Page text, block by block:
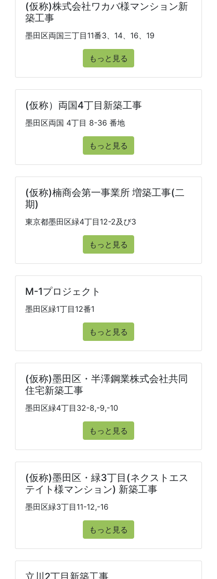
(仮称)株式会社ワカバ様マンション新
築工事
墨田区両国三丁目11番3、14、16、19
もっと見る
(仮称）両国4丁目新築工事
墨田区両国 4丁目 8-36 番地
もっと見る
(仮称)楠商会第一事業所 増築工事(二
期)
東京都墨田区緑4丁目12-2及び3
もっと見る
M-1プロジェクト
墨田区緑1丁目12番1
もっと見る
(仮称)墨田区・半澤鋼業株式会社共同
住宅新築工事
墨田区緑4丁目32-8,-9,-10
もっと見る
(仮称)墨田区・緑3丁目(ネクストエス
テイト様マンション) 新築工事
墨田区緑3丁目11-12,-16
もっと見る
立川2丁目新築工事